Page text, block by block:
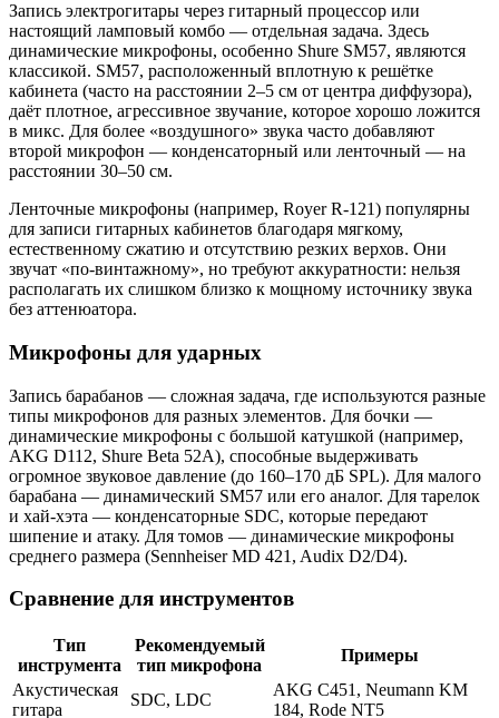
Запись электрогитары через гитарный процессор или
настоящий ламповый комбо — отдельная задача. Здесь
динамические микрофоны, особенно Shure SM57, являются
классикой. SM57, расположенный вплотную к решётке
кабинета (часто на расстоянии 2–5 см от центра диффузора),
даёт плотное, агрессивное звучание, которое хорошо ложится
в микс. Для более «воздушного» звука часто добавляют
второй микрофон — конденсаторный или ленточный — на
расстоянии 30–50 см.
Ленточные микрофоны (например, Royer R-121) популярны
для записи гитарных кабинетов благодаря мягкому,
естественному сжатию и отсутствию резких верхов. Они
звучат «по-винтажному», но требуют аккуратности: нельзя
располагать их слишком близко к мощному источнику звука
без аттенюатора.
Микрофоны для ударных
Запись барабанов — сложная задача, где используются разные
типы микрофонов для разных элементов. Для бочки —
динамические микрофоны с большой катушкой (например,
AKG D112, Shure Beta 52A), способные выдерживать
огромное звуковое давление (до 160–170 дБ SPL). Для малого
барабана — динамический SM57 или его аналог. Для тарелок
и хай-хэта — конденсаторные SDC, которые передают
шипение и атаку. Для томов — динамические микрофоны
среднего размера (Sennheiser MD 421, Audix D2/D4).
Сравнение для инструментов
Тип
инструмента
Рекомендуемый
тип микрофона
Примеры
Акустическая
гитара
SDC, LDC
AKG C451, Neumann KM
184, Rode NT5